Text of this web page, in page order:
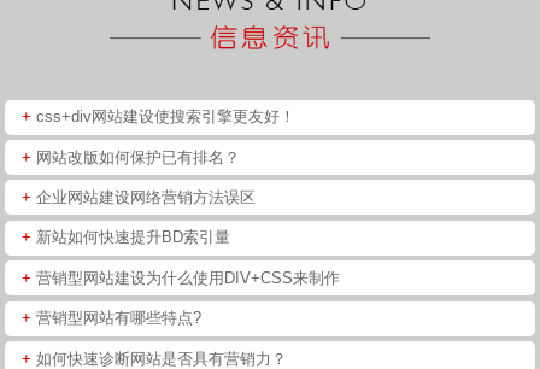
+ css+div网站建设使搜索引擎更友好！
+ 网站改版如何保护已有排名？
+ 企业网站建设网络营销方法误区
+ 新站如何快速提升BD索引量
+ 营销型网站建设为什么使用DIV+CSS来制作
+ 营销型网站有哪些特点?
+ 如何快速诊断网站是否具有营销力？